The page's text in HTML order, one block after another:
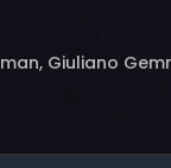
Giuliano
Sydow, Jean-
Manfred
Lilla Brignone,